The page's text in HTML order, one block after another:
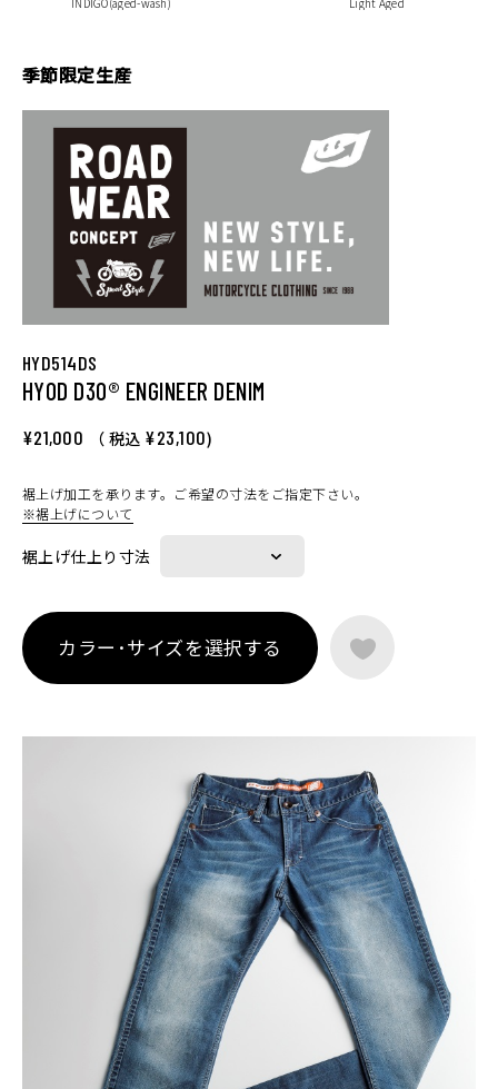
季節限定生産
HYD514DS
HYOD D3O® ENGINEER DENIM
¥21,000 （ 税込 ¥23,100)
裾上げ加工を承ります。ご希望の寸法をご指定下さい。
※裾上げについて
裾上げ仕上り寸法
カラー･サイズを選択する